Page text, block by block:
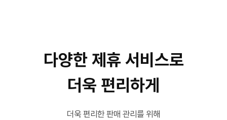
다양한 제휴 서비스로
더욱 편리하게
더욱 편리한 판매 관리를 위해